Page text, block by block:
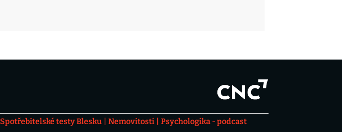
Spotřebitelské testy Blesku Nemovitosti
Psychologika - podcast